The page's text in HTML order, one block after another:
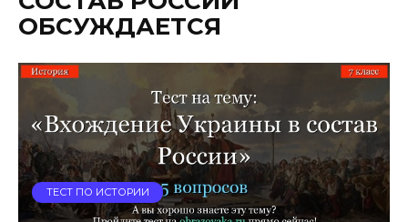
ОБСУЖДАЕТСЯ
ТЕСТ ПО ИСТОРИИ